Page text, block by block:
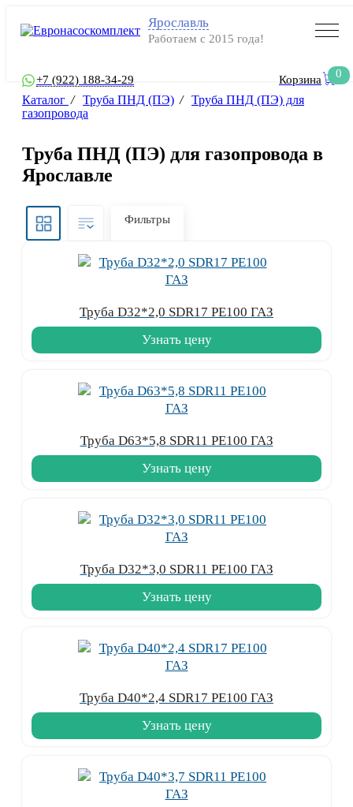
Ярославль
Работаем с 2015 года!
+7 (922) 188-34-29 Корзина
0
Каталог / Труба ПНД (ПЭ) / Труба ПНД (ПЭ) для
газопровода
Труба ПНД (ПЭ) для газопровода в
Ярославле
Фильтры
Труба D32*2,0 SDR17 PE100 ГАЗ
Узнать цену
Труба D63*5,8 SDR11 PE100 ГАЗ
Узнать цену
Труба D32*3,0 SDR11 PE100 ГАЗ
Узнать цену
Труба D40*2,4 SDR17 PE100 ГАЗ
Узнать цену